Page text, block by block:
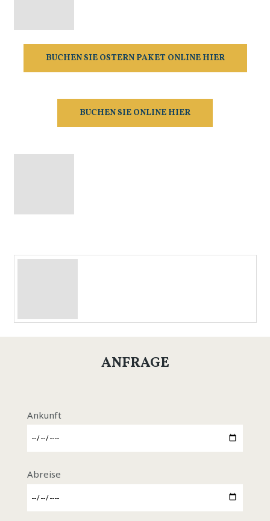
BUCHEN SIE OSTERN PAKET ONLINE HIER
BUCHEN SIE ONLINE HIER
ANFRAGE
Ankunft
Abreise